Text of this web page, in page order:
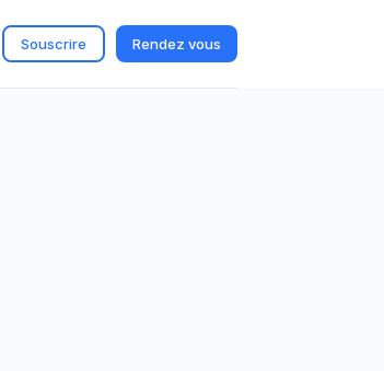
Souscrire Rendez vous